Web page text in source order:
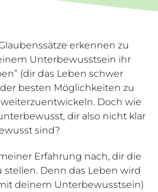
erkennen zu
Unterbewusstsein ihr
(dir das Leben schwer
besten Möglichkeiten zu
Doch wie
dir also nicht klar
sind?
Erfahrung nach, dir die
stellen. Denn das Leben wird
deinem Unterbewusstsein)